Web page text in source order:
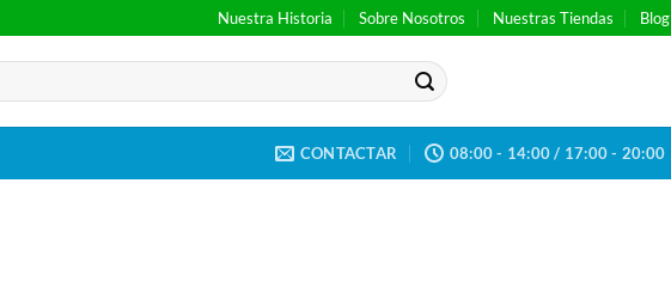
Nuestra Historia Sobre Nosotros Nuestras Tiendas Blog
CONTACTAR 08:00 - 14:00 / 17:00 - 20:00